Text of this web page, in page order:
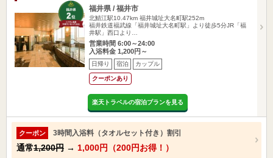
福井県 / 福井市
北鯖江駅10.47km 福井城址大名町駅252m
福井鉄道福武線「福井城址大名町駅」より徒歩5分JR「福
井駅」西口より…
営業時間 6:00～24:00
入浴料金 1,200円～
日帰り 宿泊 カップル
クーポンあり
楽天トラベルの宿泊プランを見る
クーポン 3時間入浴料（タオルセット付き）割引
通常1,200円 → 1,000円（200円お得！）